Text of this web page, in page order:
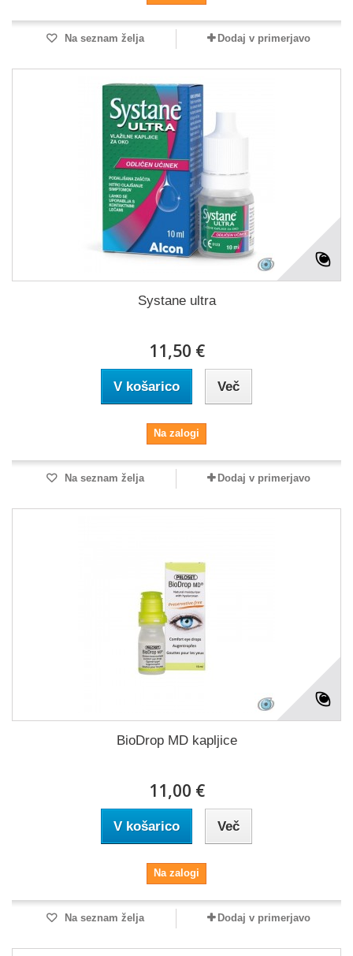
Na seznam želja Dodaj v primerjavo
Systane ultra
11,50 €
V košarico Več
Na zalogi
Na seznam želja Dodaj v primerjavo
BioDrop MD kapljice
11,00 €
V košarico Več
Na zalogi
Na seznam želja Dodaj v primerjavo